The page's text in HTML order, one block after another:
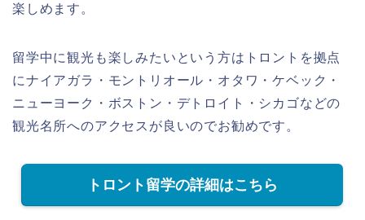
楽しめます。
留学中に観光も楽しみたいという方はトロントを拠点
にナイアガラ・モントリオール・オタワ・ケベック・
ニューヨーク・ボストン・デトロイト・シカゴなどの
観光名所へのアクセスが良いのでお勧めです。
トロント留学の詳細はこちら